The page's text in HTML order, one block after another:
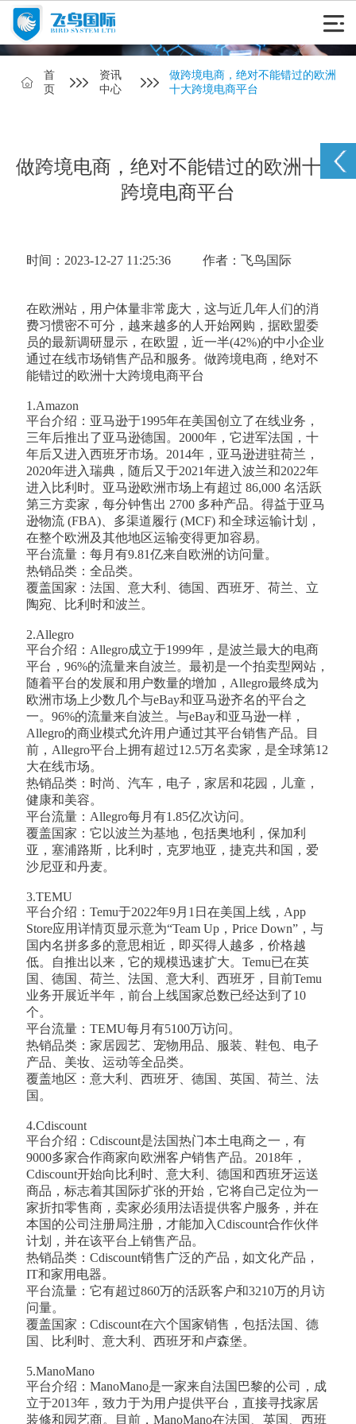
首
页
资讯
中心
做跨境电商，绝对不能错过的欧洲
十大跨境电商平台
做跨境电商，绝对不能错过的欧洲十大
跨境电商平台
时间：2023-12-27 11:25:36 作者：飞鸟国际
在欧洲站，用户体量非常庞大，这与近几年人们的消
费习惯密不可分，越来越多的人开始网购，据欧盟委
员的最新调研显示，在欧盟，近一半(42%)的中小企业
通过在线市场销售产品和服务。做跨境电商，绝对不
能错过的欧洲十大跨境电商平台
1.Amazon
平台介绍：亚马逊于1995年在美国创立了在线业务，
三年后推出了亚马逊德国。2000年，它进军法国，十
年后又进入西班牙市场。2014年，亚马逊进驻荷兰，
2020年进入瑞典，随后又于2021年进入波兰和2022年
进入比利时。亚马逊欧洲市场上有超过 86,000 名活跃
第三方卖家，每分钟售出 2700 多种产品。得益于亚马
逊物流 (FBA)、多渠道履行 (MCF) 和全球运输计划，
在整个欧洲及其他地区运输变得更加容易。
平台流量：每月有9.81亿来自欧洲的访问量。
热销品类：全品类。
覆盖国家：法国、意大利、德国、西班牙、荷兰、立
陶宛、比利时和波兰。
2.Allegro
平台介绍：Allegro成立于1999年，是波兰最大的电商
平台，96%的流量来自波兰。最初是一个拍卖型网站，
随着平台的发展和用户数量的增加，Allegro最终成为
欧洲市场上少数几个与eBay和亚马逊齐名的平台之
一。96%的流量来自波兰。与eBay和亚马逊一样，
Allegro的商业模式允许用户通过其平台销售产品。目
前，Allegro平台上拥有超过12.5万名卖家，是全球第12
大在线市场。
热销品类：时尚、汽车，电子，家居和花园，儿童，
健康和美容。
平台流量：Allegro每月有1.85亿次访问。
覆盖国家：它以波兰为基地，包括奥地利，保加利
亚，塞浦路斯，比利时，克罗地亚，捷克共和国，爱
沙尼亚和丹麦。
3.TEMU
平台介绍：Temu于2022年9月1日在美国上线，App
Store应用详情页显示意为“Team Up，Price Down”，与
国内名拼多多的意思相近，即买得人越多，价格越
低。自推出以来，它的规模迅速扩大。Temu已在英
国、德国、荷兰、法国、意大利、西班牙，目前Temu
业务开展近半年，前台上线国家总数已经达到了10
个。
平台流量：TEMU每月有5100万访问。
热销品类：家居园艺、宠物用品、服装、鞋包、电子
产品、美妆、运动等全品类。
覆盖地区：意大利、西班牙、德国、英国、荷兰、法
国。
4.Cdiscount
‍平台介绍：Cdiscount是法国热门本土电商之一，有
9000多家合作商家向欧洲客户销售产品。2018年，
Cdiscount开始向比利时、意大利、德国和西班牙运送
商品，标志着其国际扩张的开始，它将自己定位为一
家折扣零售商，卖家必须用法语提供客户服务，并在
本国的公司注册局注册，才能加入Cdiscount合作伙伴
计划，并在该平台上销售产品。
热销品类：Cdiscount销售广泛的产品，如文化产品，
IT和家用电器。
平台流量：它有超过860万的活跃客户和3210万的月访
问量。
覆盖国家：Cdiscount在六个国家销售，包括法国、德
国、比利时、意大利、西班牙和卢森堡。
5.ManoMano
平台介绍：ManoMano是一家来自法国巴黎的公司，成
立于2013年，致力于为用户提供平台，直接寻找家居
装修和园艺商。目前，ManoMano在法国、英国、西班